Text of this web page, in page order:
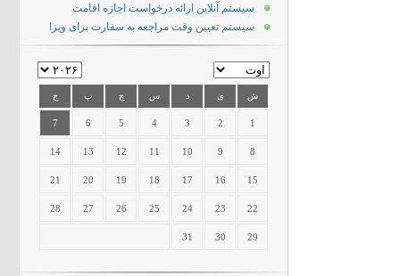
سیستم آنلاین ارائه درخواست اجازه اقامت
سیستم تعیین وقت مراجعه به سفارت برای ویزا
ش ی د س چ پ ج
1
2
3
4
5
6
7
8
9
10
11
12
13
14
15
16
17
18
19
20
21
22
23
24
25
26
27
28
29
30
31